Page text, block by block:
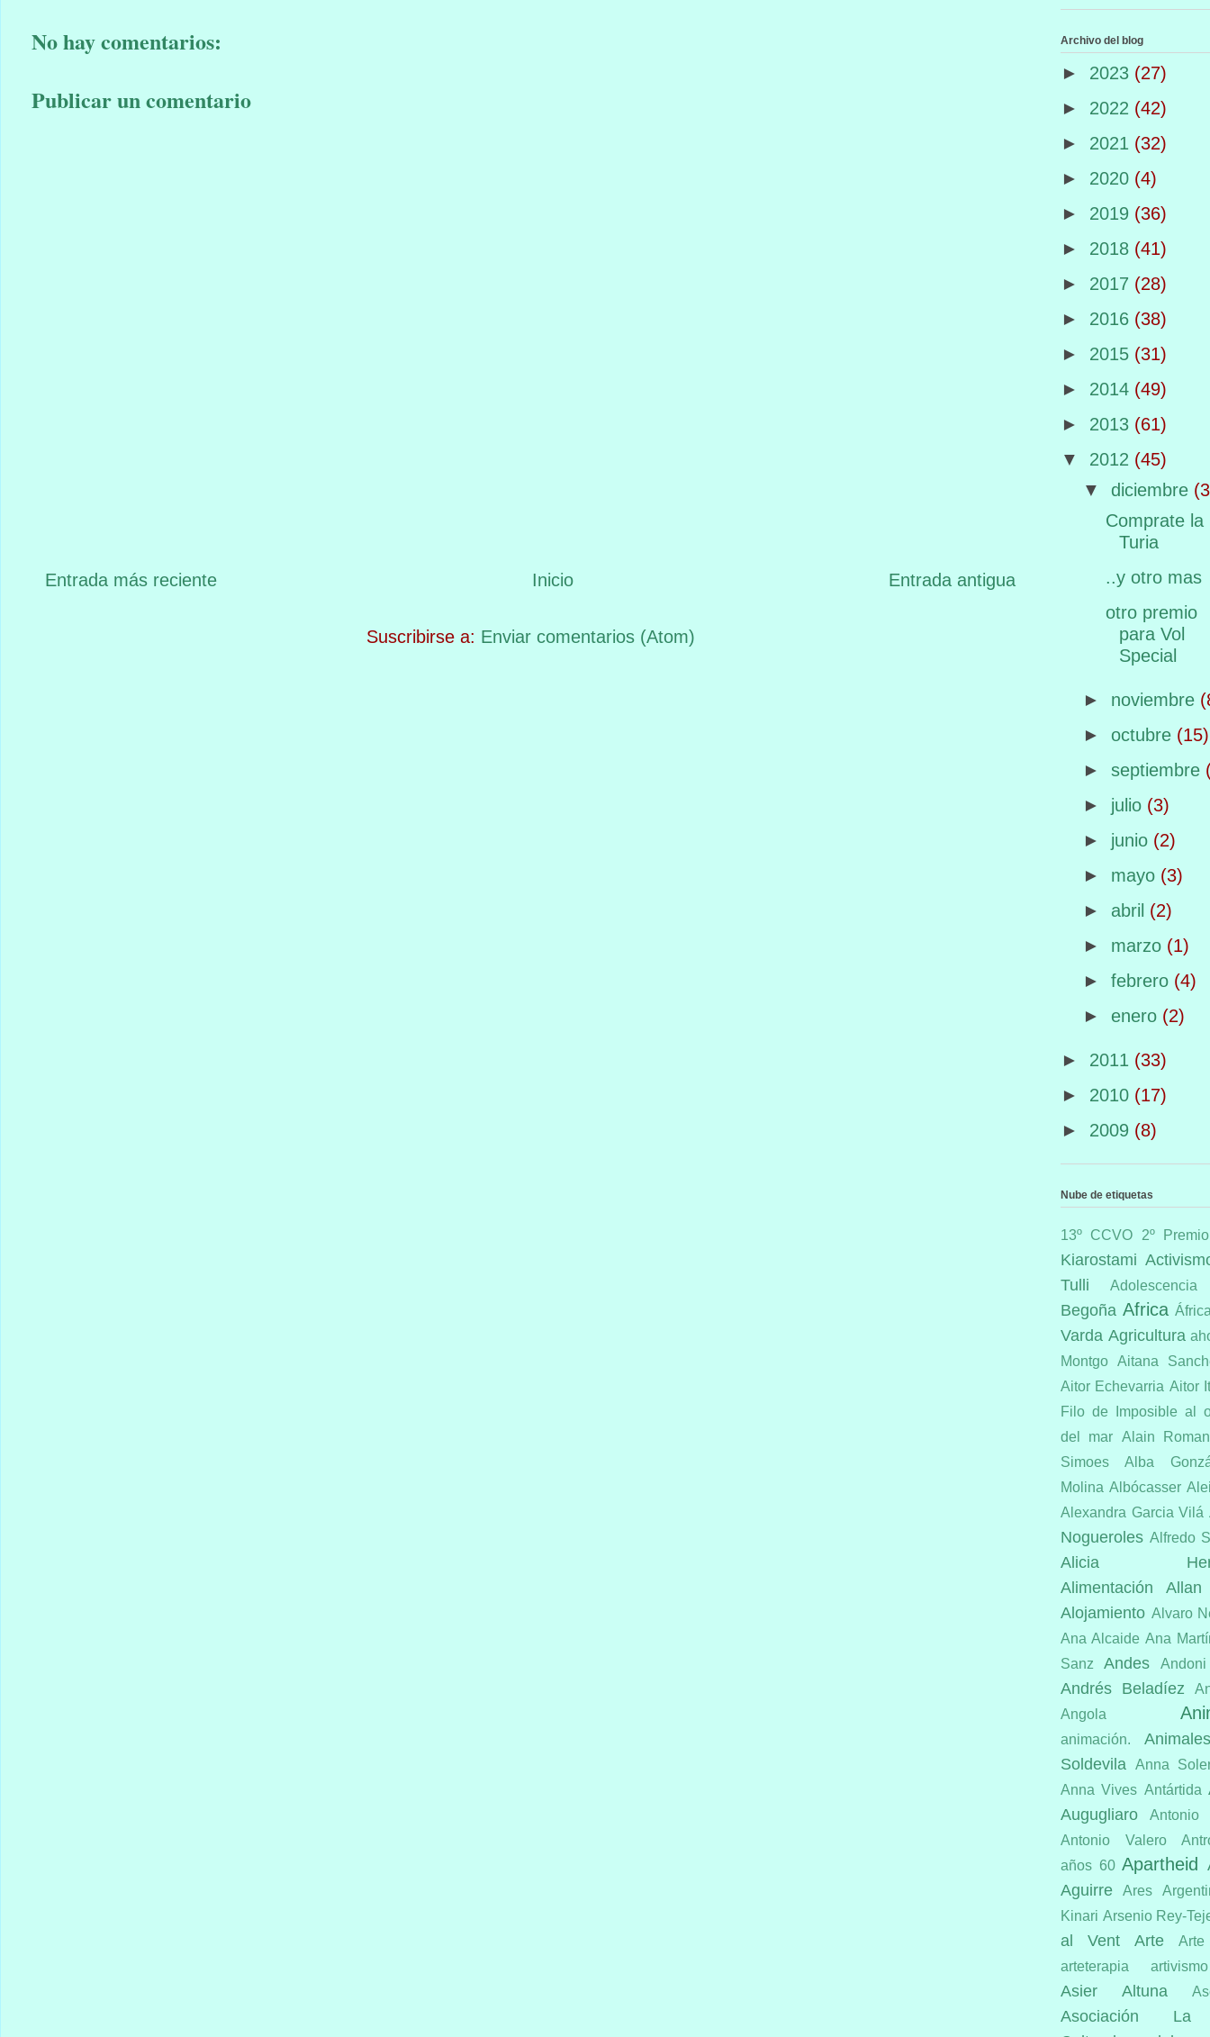
No hay comentarios:
Publicar un comentario
Entrada más reciente Entrada antigua
Inicio
Suscribirse a: Enviar comentarios (Atom)
Archivo del blog
► 2023 (27)
► 2022 (42)
► 2021 (32)
► 2020 (4)
► 2019 (36)
► 2018 (41)
► 2017 (28)
► 2016 (38)
► 2015 (31)
► 2014 (49)
► 2013 (61)
▼ 2012 (45)
▼ diciembre
Comprate la
Turia
..y otro mas
otro premio
para Vol
Special
► noviembre
► octubre (15)
► septiembre
► julio (3)
► junio (2)
► mayo (3)
► abril (2)
► marzo (1)
► febrero (4)
► enero (2)
► 2011 (33)
► 2010 (17)
► 2009 (8)
Nube de etiquetas
13º CCVO 2º Premio
Kiarostami
Tulli
Adolescencia
Begoña Africa
Varda Agricultura
Montgo Aitana
Aitor Echevarria Aitor
Filo de Imposible al
del mar Alain
Simoes
Alba
Molina Albócasser
Alexandra Garcia Vilá
Nogueroles Alfredo
Alicia
Alimentación
Allan
Alojamiento Alvaro
Ana Alcaide Ana
Sanz
Andes
Andrés Beladíez
Angola
animación.
Animales
Soldevila Anna
Anna Vives Antártida
Augugliaro
Antonio
Antonio Valero
años 60 Apartheid
Aguirre
Ares
Kinari Arsenio Rey-
al Vent Arte
arteterapia
artivismo
Asier Altuna
Asociación La